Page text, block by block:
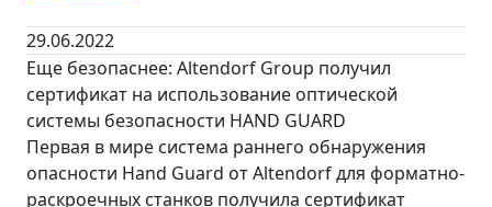
29.06.2022
Еще безопаснее: Altendorf Group получил
сертификат на использование оптической
системы безопасности HAND GUARD
Первая в мире система раннего обнаружения
опасности Hand Guard от Altendorf для форматно-
раскроечных станков получила сертификат